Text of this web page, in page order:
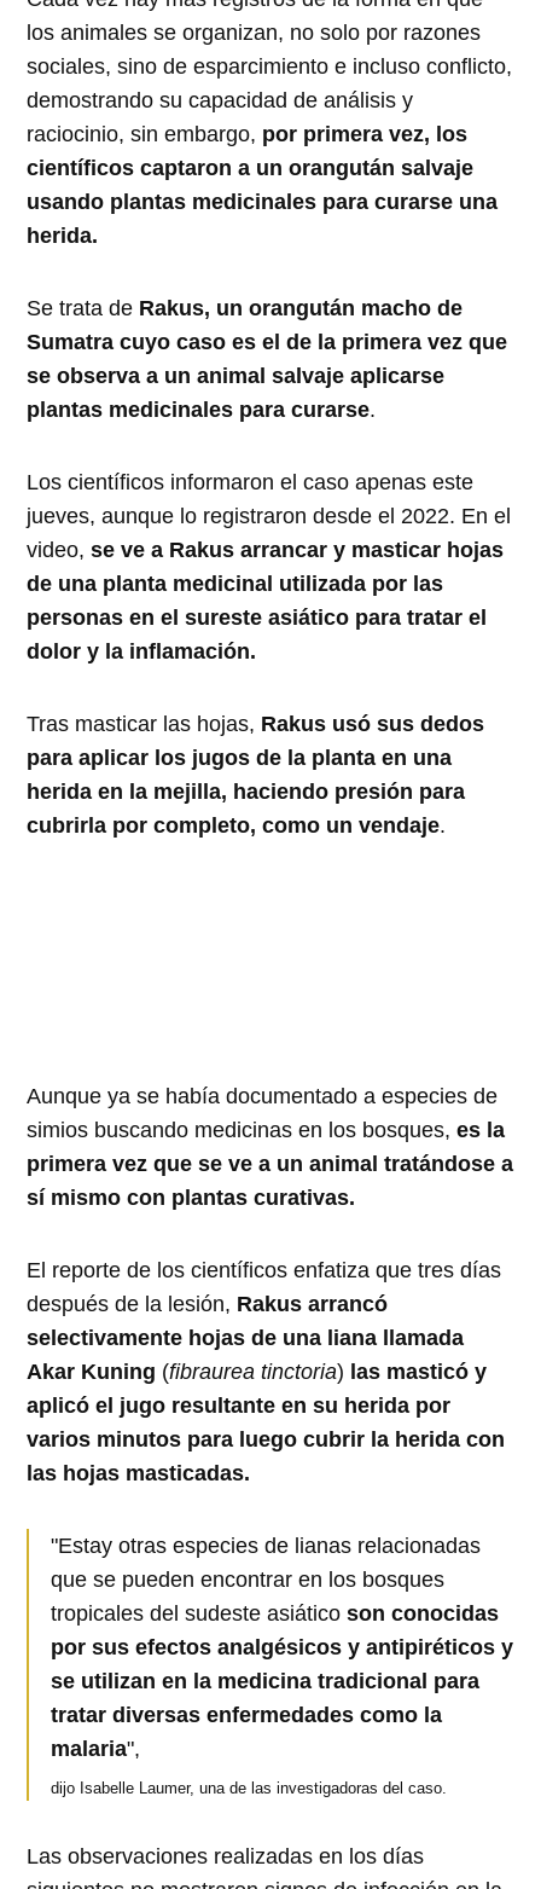
los animales se organizan, no solo por razones
sociales, sino de esparcimiento e incluso conflicto,
demostrando su capacidad de análisis y
raciocinio, sin embargo, por primera vez, los
científicos captaron a un orangután salvaje
usando plantas medicinales para curarse una
herida.
Se trata de Rakus, un orangután macho de
Sumatra cuyo caso es el de la primera vez que
se observa a un animal salvaje aplicarse
plantas medicinales para curarse.
Los científicos informaron el caso apenas este
jueves, aunque lo registraron desde el 2022. En el
video, se ve a Rakus arrancar y masticar hojas
de una planta medicinal utilizada por las
personas en el sureste asiático para tratar el
dolor y la inflamación.
Tras masticar las hojas, Rakus usó sus dedos
para aplicar los jugos de la planta en una
herida en la mejilla, haciendo presión para
cubrirla por completo, como un vendaje.
Aunque ya se había documentado a especies de
simios buscando medicinas en los bosques, es la
primera vez que se ve a un animal tratándose a
sí mismo con plantas curativas.
El reporte de los científicos enfatiza que tres días
después de la lesión, Rakus arrancó
selectivamente hojas de una liana llamada
Akar Kuning (fibraurea tinctoria) las masticó y
aplicó el jugo resultante en su herida por
varios minutos para luego cubrir la herida con
las hojas masticadas.
"Estay otras especies de lianas relacionadas
que se pueden encontrar en los bosques
tropicales del sudeste asiático son conocidas
por sus efectos analgésicos y antipiréticos y
se utilizan en la medicina tradicional para
tratar diversas enfermedades como la
malaria",
dijo Isabelle Laumer, una de las investigadoras del caso.
Las observaciones realizadas en los días